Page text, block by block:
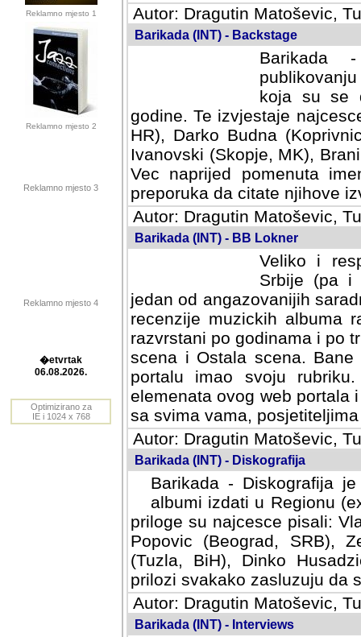
Reklamno mjesto 1
Reklamno mjesto 2
Reklamno mjesto 3
Reklamno mjesto 4
Autor: Dragutin Matoševic,
Barikada (INT) - Backstage
Barikada
koja su se
godine. Te izvjestaje
HR), Darko Budna
Ivanovski (Skopje, MK),
Vec naprijed pomenuta
preporuka da citate njihove
Autor: Dragutin Matoševic,
Barikada (INT) - BB Lokner
Veliko i
Srbije (pa i
jedan od angazovanijih
recenzije muzickih albuma
razvrstani po godinama i po
scena i Ostala scena.
portalu imao svoju
elemenata ovog web portala
sa svima vama,
Autor: Dragutin Matoševic,
Barikada (INT) - Diskografija
Barikada - Diskografija
albumi izdati u Regionu
priloge su najcesce pisali:
Popovic (Beograd, SRB),
(Tuzla, BiH), Dinko
prilozi svakako zasluzuju da
Autor: Dragutin Matoševic,
Barikada (INT) - Interviews